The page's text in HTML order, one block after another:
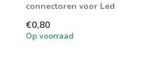
connectoren voor Led
€0,80
Op voorraad